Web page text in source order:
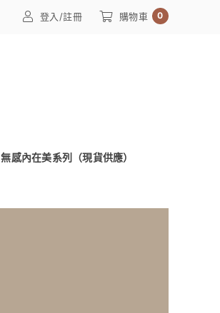
登入/註冊 購物車 0
無感內在美系列（現貨供應）